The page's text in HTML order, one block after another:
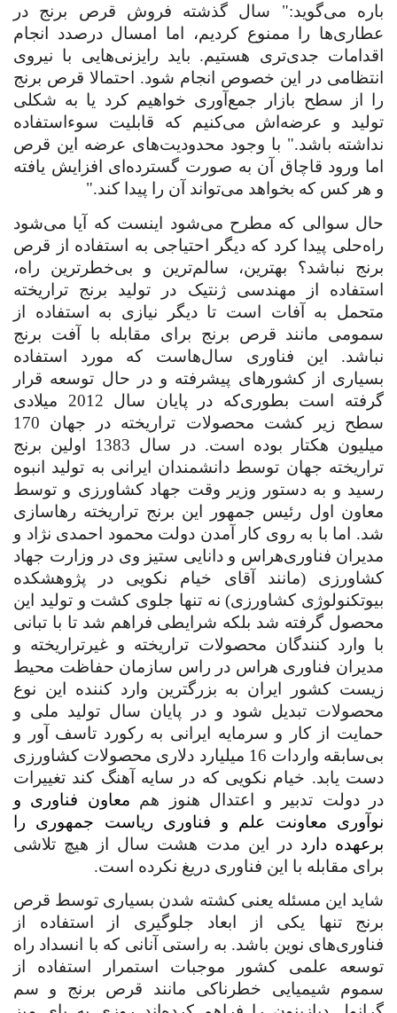
باره می‌گوید:‌" سال گذشته فروش قرص برنج در
عطاری‌ها را ممنوع کردیم، اما امسال درصدد انجام
اقدامات جدی‌تری هستیم. باید رایزنی‌هایی با نیروی
انتظامی در این خصوص انجام شود. احتمالا قرص‌ برنج
را از سطح بازار جمع‌آوری خواهیم کرد یا به شکلی
تولید و عرضه‌اش می‌کنیم که قابلیت سوءاستفاده
نداشته باشد." با وجود محدودیت‌های عرضه این قرص
اما ورود قاچاق آن به صورت گسترده‌ای افزایش یافته
و هر کس که بخواهد می‌تواند آن را پیدا کند.
"
حال سوالی که مطرح می‌شود اینست که آیا می‌شود
راه‌حلی پیدا کرد که دیگر احتیاجی به استفاده از قرص
برنج نباشد؟ بهترین، سالم‌ترین و بی‌خطرترین راه،
استفاده از مهندسی ژنتیک در تولید برنج تراریخته
متحمل به آفات است تا دیگر نیازی به استفاده از
سمومی مانند قرص برنج برای مقابله با آفت برنج
نباشد. این فناوری سال‌هاست که مورد استفاده
بسیاری از کشورهای پیشرفته و در حال توسعه قرار
گرفته است بطوری‌که در پایان سال 2012 میلادی
سطح زیر کشت محصولات تراریخته در جهان 170
میلیون هکتار بوده است. در سال 1383 اولین برنج
تراریخته جهان توسط دانشمندان ایرانی به تولید انبوه
رسید و به دستور وزیر وقت جهاد کشاورزی و توسط
معاون اول رئیس جمهور این برنج تراریخته رهاسازی
شد. اما با به روی کار آمدن دولت محمود احمدی نژاد و
مدیران فناوری‌هراس و دانایی ستیز وی در وزارت جهاد
کشاورزی (مانند آقای خیام نکویی در پژوهشکده
بیوتکنولوژی کشاورزی) نه تنها جلوی کشت و تولید این
محصول گرفته شد بلکه شرایطی فراهم شد تا با تبانی
با وارد کنندگان محصولات تراریخته و غیرتراریخته و
مدیران فناوری هراس در راس سازمان حفاظت محیط
زیست کشور ایران به بزرگترین وارد کننده این نوع
محصولات تبدیل شود و در پایان سال تولید ملی و
حمایت از کار و سرمایه ایرانی به رکورد تاسف آور و
بی‌سابقه واردات 16 میلیارد دلاری محصولات کشاورزی
دست یابد. خیام نکویی که در سایه آهنگ کند تغییرات
در دولت تدبیر و اعتدال هنوز هم معاون فناوری و
نوآوری معاونت علم و فناوری ریاست جمهوری را
برعهده دارددر این مدت هشت سال از هیچ تلاشی
برای مقابله با این فناوری دریغ نکرده است.
شاید این مسئله یعنی کشته شدن بسیاری توسط قرص
برنج تنها یکی از ابعاد جلوگیری از استفاده از
فناوری‌های نوین باشد. به راستی آنانی که با انسداد راه
توسعه علمی کشور موجبات استمرار استفاده از
سموم شیمیایی خطرناکی مانند قرص برنج و سم